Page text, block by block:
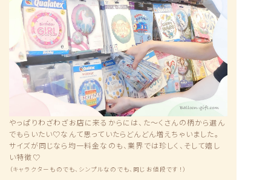
やっぱりわざわざお店に来るからには、た〜くさんの柄から選ん
でもらいたい♡なんて思っていたらどんどん増えちゃいました。
サイズが同じなら均一料金なのも、業界では珍しく、そして嬉し
い特徴♡
（キャラクターものでも、シンプルなのでも、同じお値段です！）